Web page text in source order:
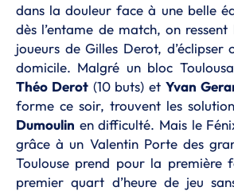
dans la douleur face à une belle
dès l’entame de match, on
joueurs de Gilles Derot, d’éclipser
domicile. Malgré un bloc
Théo Derot(10 buts) etYvan
forme ce soir, trouvent les
Dumoulin en difficulté. Mais le
grâce à un Valentin Porte des
Toulouse prend pour la première
premier quart d’heure de jeu